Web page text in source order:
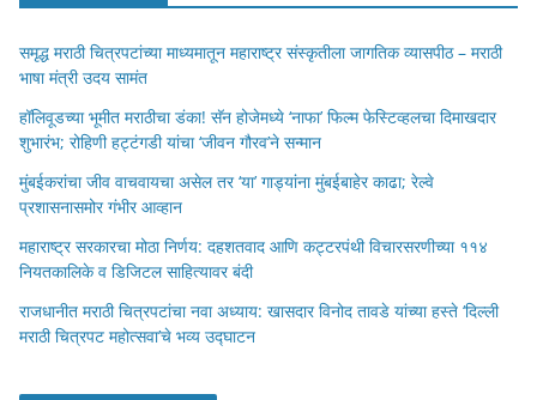
समृद्ध मराठी चित्रपटांच्या माध्यमातून महाराष्ट्र संस्कृतीला जागतिक व्यासपीठ – मराठी
भाषा मंत्री उदय सामंत
हॉलिवूडच्या भूमीत मराठीचा डंका! सॅन होजेमध्ये ‘नाफा’ फिल्म फेस्टिव्हलचा दिमाखदार
शुभारंभ; रोहिणी हट्टंगडी यांचा ‘जीवन गौरव’ने सन्मान
मुंबईकरांचा जीव वाचवायचा असेल तर ‘या’ गाड्यांना मुंबईबाहेर काढा; रेल्वे
प्रशासनासमोर गंभीर आव्हान
महाराष्ट्र सरकारचा मोठा निर्णय: दहशतवाद आणि कट्टरपंथी विचारसरणीच्या ११४
नियतकालिके व डिजिटल साहित्यावर बंदी
राजधानीत मराठी चित्रपटांचा नवा अध्याय: खासदार विनोद तावडे यांच्या हस्ते ‘दिल्ली
मराठी चित्रपट महोत्सवा’चे भव्य उद्घाटन